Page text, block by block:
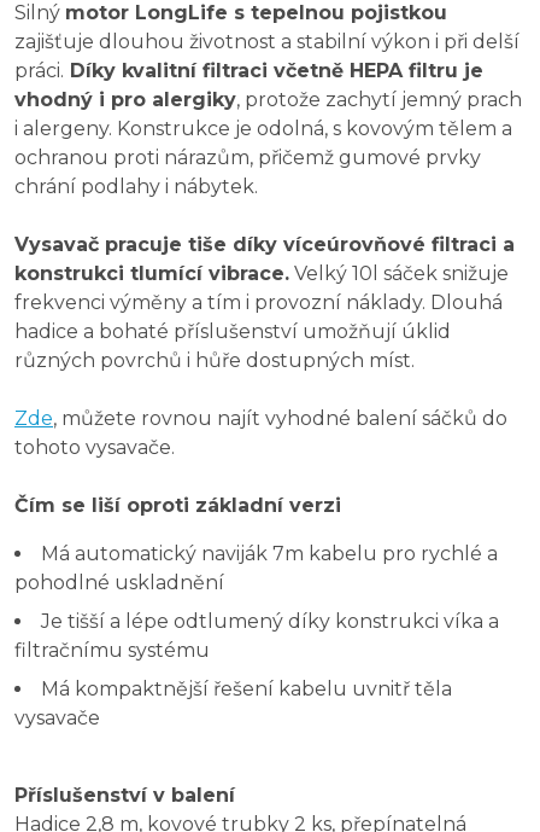
Silný motor LongLife s tepelnou pojistkou
zajišťuje dlouhou životnost a stabilní výkon i při delší
práci. Díky kvalitní filtraci včetně HEPA filtru je
vhodný i pro alergiky, protože zachytí jemný prach
i alergeny. Konstrukce je odolná, s kovovým tělem a
ochranou proti nárazům, přičemž gumové prvky
chrání podlahy i nábytek.
Vysavač pracuje tiše díky víceúrovňové filtraci a
konstrukci tlumící vibrace. Velký 10l sáček snižuje
frekvenci výměny a tím i provozní náklady. Dlouhá
hadice a bohaté příslušenství umožňují úklid
různých povrchů i hůře dostupných míst.
Zde, můžete rovnou najít vyhodné balení sáčků do
tohoto vysavače.
Čím se liší oproti základní verzi
Má automatický naviják 7m kabelu pro rychlé a
pohodlné uskladnění
Je tišší a lépe odtlumený díky konstrukci víka a
filtračnímu systému
Má kompaktnější řešení kabelu uvnitř těla
vysavače
Příslušenství v balení
Hadice 2,8 m, kovové trubky 2 ks, přepínatelná